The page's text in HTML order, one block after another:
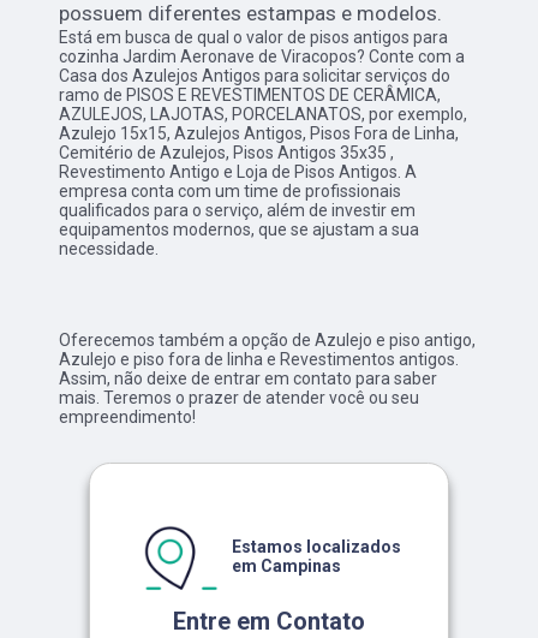
possuem diferentes estampas e modelos.
Está em busca de qual o valor de pisos antigos para
cozinha Jardim Aeronave de Viracopos? Conte com a
Casa dos Azulejos Antigos para solicitar serviços do
ramo de PISOS E REVESTIMENTOS DE CERÂMICA,
AZULEJOS, LAJOTAS, PORCELANATOS, por exemplo,
Azulejo 15x15, Azulejos Antigos, Pisos Fora de Linha,
Cemitério de Azulejos, Pisos Antigos 35x35 ,
Revestimento Antigo e Loja de Pisos Antigos. A
empresa conta com um time de profissionais
qualificados para o serviço, além de investir em
equipamentos modernos, que se ajustam a sua
necessidade.
Oferecemos também a opção de Azulejo e piso antigo,
Azulejo e piso fora de linha e Revestimentos antigos.
Assim, não deixe de entrar em contato para saber
mais. Teremos o prazer de atender você ou seu
empreendimento!
Entre em Contato
Estamos localizados
em Campinas